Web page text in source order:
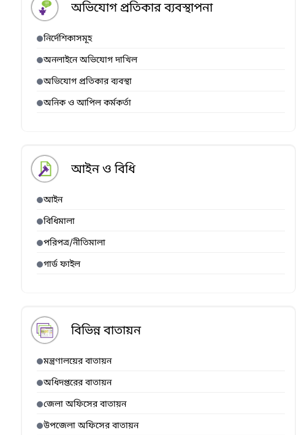
অভিযোগ প্রতিকার ব্যবস্থাপনা
নির্দেশিকাসমূহ
অনলাইনে অভিযোগ দাখিল
অভিযোগ প্রতিকার ব্যবস্থা
অনিক ও আপিল কর্মকর্তা
আইন ও বিধি
আইন
বিধিমালা
পরিপত্র/নীতিমালা
গার্ড ফাইল
বিভিন্ন বাতায়ন
মন্ত্রণালয়ের বাতায়ন
অধিদপ্তরের বাতায়ন
জেলা অফিসের বাতায়ন
উপজেলা অফিসের বাতায়ন